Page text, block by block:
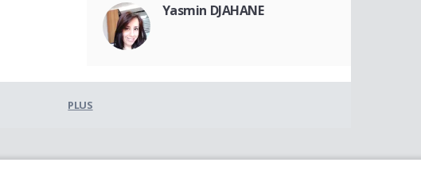
Yasmin DJAHANE
PLUS